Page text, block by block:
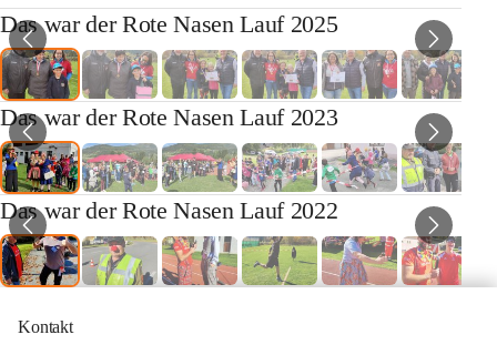
Das war der Rote Nasen Lauf 2025
Das war der Rote Nasen Lauf 2023
Das war der Rote Nasen Lauf 2022
Kontakt